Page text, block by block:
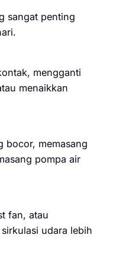
sangat penting
mengganti
menaikkan
bocor, memasang
pompa air
fan, atau
udara lebih